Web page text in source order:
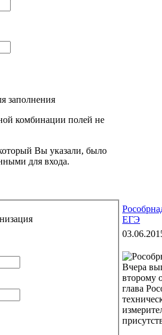
заполнения
комбинации полей не
Вы указали, было
для входа.
ЕГЭ
Вчера
второму
глава